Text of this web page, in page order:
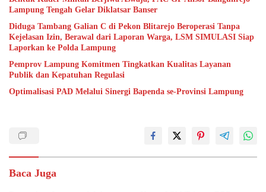
Lampung Tengah Gelar Diklatsar Banser
Diduga Tambang Galian C di Pekon Blitarejo Beroperasi Tanpa
Kejelasan Izin, Berawal dari Laporan Warga, LSM SIMULASI Siap
Laporkan ke Polda Lampung
Pemprov Lampung Komitmen Tingkatkan Kualitas Layanan
Publik dan Kepatuhan Regulasi
Optimalisasi PAD Melalui Sinergi Bapenda se-Provinsi Lampung
Baca Juga